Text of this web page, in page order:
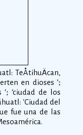
TeÅtihuÄcan,
en dioses ’;
‘ciudad de los
'Ciudad del
fue una de las